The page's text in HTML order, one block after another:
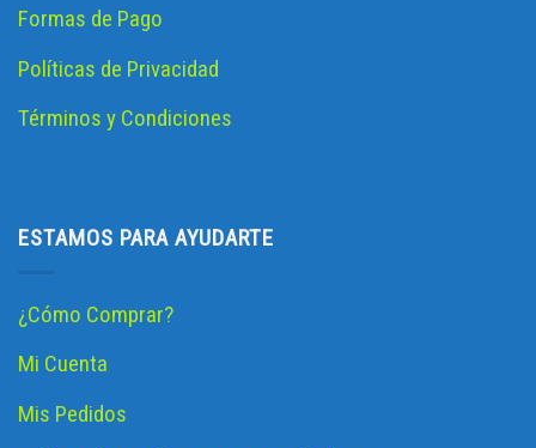
Formas de Pago
Políticas de Privacidad
Términos y Condiciones
ESTAMOS PARA AYUDARTE
¿Cómo Comprar?
Mi Cuenta
Mis Pedidos